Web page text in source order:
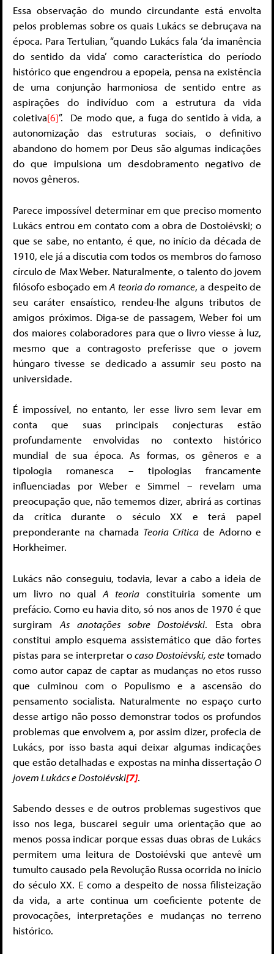
Essa observação do mundo circundante está envolta
pelos problemas sobre os quais Lukács se debruçava na
época. Para Tertulian, “quando Lukács fala ‘da imanência
do sentido da vida’ como característica do período
histórico que engendrou a epopeia, pensa na existência
de uma conjunção harmoniosa de sentido entre as
aspirações do indivíduo com a estrutura da vida
coletiva[6]”. De modo que, a fuga do sentido à vida, a
autonomização das estruturas sociais, o definitivo
abandono do homem por Deus são algumas indicações
do que impulsiona um desdobramento negativo de
novos gêneros.
Parece impossível determinar em que preciso momento
Lukács entrou em contato com a obra de Dostoiévski; o
que se sabe, no entanto, é que, no início da década de
1910, ele já a discutia com todos os membros do famoso
círculo de Max Weber. Naturalmente, o talento do jovem
filósofo esboçado emA teoria do romance, a despeito de
seu caráter ensaístico, rendeu-lhe alguns tributos de
amigos próximos. Diga-se de passagem, Weber foi um
dos maiores colaboradores para que o livro viesse à luz,
mesmo que a contragosto preferisse que o jovem
húngaro tivesse se dedicado a assumir seu posto na
universidade.
É impossível, no entanto, ler esse livro sem levar em
conta que suas principais conjecturas estão
profundamente envolvidas no contexto histórico
mundial de sua época. As formas, os gêneros e a
tipologia romanesca – tipologias francamente
influenciadas por Weber e Simmel – revelam uma
preocupação que, não tememos dizer, abrirá as cortinas
da crítica durante o século XX e terá papel
preponderante na chamada Teoria Crítica de Adorno e
Horkheimer.
Lukács não conseguiu, todavia, levar a cabo a ideia de
um livro no qual A teoria constituiria somente um
prefácio. Como eu havia dito, só nos anos de 1970 é que
surgiram As anotações sobre Dostoiévski. Esta obra
constitui amplo esquema assistemático que dão fortes
pistas para se interpretar ocaso Dostoiévski, estetomado
como autor capaz de captar as mudanças no etos russo
que culminou com o Populismo e a ascensão do
pensamento socialista. Naturalmente no espaço curto
desse artigo não posso demonstrar todos os profundos
problemas que envolvem a, por assim dizer, profecia de
Lukács, por isso basta aqui deixar algumas indicações
que estão detalhadas e expostas na minha dissertaçãoO
jovem Lukács e Dostoiévski[7].
Sabendo desses e de outros problemas sugestivos que
isso nos lega, buscarei seguir uma orientação que ao
menos possa indicar porque essas duas obras de Lukács
permitem uma leitura de Dostoiévski que antevê um
tumulto causado pela Revolução Russa ocorrida no início
do século XX. E como a despeito de nossa filisteização
da vida, a arte continua um coeficiente potente de
provocações, interpretações e mudanças no terreno
histórico.